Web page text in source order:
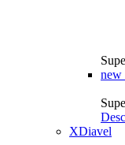
new
XDiavel